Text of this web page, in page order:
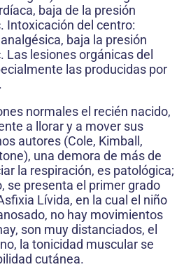
baja de la presión
Intoxicación del centro:
baja la presión
lesiones orgánicas del
las producidas por
normales el recién nacido,
a llorar y a mover sus
autores (Cole, Kimball,
una demora de más de
la respiración, es patológica;
se presenta el primer grado
Lívida, en la cual el niño
no hay movimientos
son muy distanciados, el
la tonicidad muscular se
cutánea.